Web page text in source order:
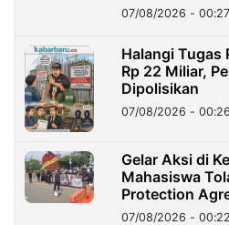
07/08/2026 - 00:27
Halangi Tugas
Rp 22 Miliar,
Dipolisikan
07/08/2026 - 00:26
Gelar Aksi di
Mahasiswa
Protection
Kedaulatan
07/08/2026 - 00:22